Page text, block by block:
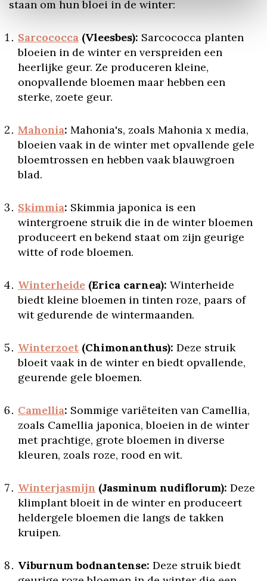
staan om hun bloei in de winter:
Sarcococca (Vleesbes): Sarcococca planten
bloeien in de winter en verspreiden een
heerlijke geur. Ze produceren kleine,
onopvallende bloemen maar hebben een
sterke, zoete geur.
Mahonia: Mahonia's, zoals Mahonia x media,
bloeien vaak in de winter met opvallende gele
bloemtrossen en hebben vaak blauwgroen
blad.
Skimmia: Skimmia japonica is een
wintergroene struik die in de winter bloemen
produceert en bekend staat om zijn geurige
witte of rode bloemen.
Winterheide (Erica carnea): Winterheide
biedt kleine bloemen in tinten roze, paars of
wit gedurende de wintermaanden.
Winterzoet (Chimonanthus): Deze struik
bloeit vaak in de winter en biedt opvallende,
geurende gele bloemen.
Camellia: Sommige variëteiten van Camellia,
zoals Camellia japonica, bloeien in de winter
met prachtige, grote bloemen in diverse
kleuren, zoals roze, rood en wit.
Winterjasmijn (Jasminum nudiflorum): Deze
klimplant bloeit in de winter en produceert
heldergele bloemen die langs de takken
kruipen.
Viburnum bodnantense: Deze struik biedt